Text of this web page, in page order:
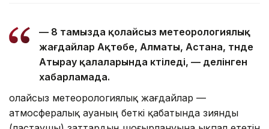
— 8 тамызда қолайсыз метеорологиялық
жағдайлар Ақтөбе, Алматы, Астана, түнде
Атырау қалаларында күтіледі, — делінген
хабарламада.
Қолайсыз метеорологиялық жағдайлар —
атмосфералық ауаның беткі қабатында зиянды